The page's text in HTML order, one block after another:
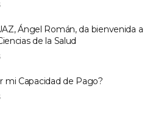
Ángel Román, da bienvenida a
de la Salud
mi Capacidad de Pago?